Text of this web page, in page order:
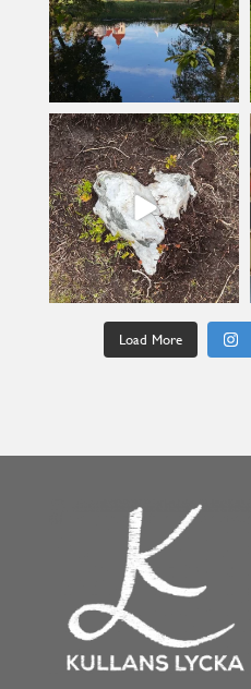
kullanslycka
Jul 9
Load More